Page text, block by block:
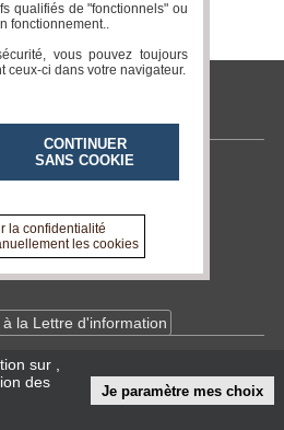
la Lettre d'information
sur
des
Je paramètre mes choix
qualifiés de "fonctionnels" ou
fonctionnement..
vous pouvez toujours
ceux-ci dans votre navigateur.
CONTINUER
SANS COOKIE
la confidentialité
les cookies